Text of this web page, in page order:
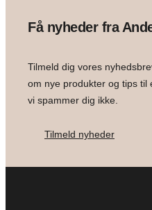
Få nyheder fra
Tilmeld dig vores
om nye produkter og tips til
vi spammer dig ikke.
Tilmeld nyheder